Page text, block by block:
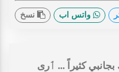
واتس اب نسخ
كثيراً ... ٲرى